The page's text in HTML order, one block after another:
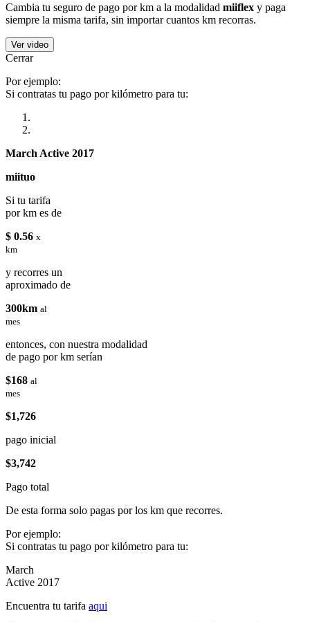
Cambia tu seguro de pago por km a la modalidad miiflex y paga
siempre la misma tarifa, sin importar cuantos km recorras.
Ver video
Cerrar
Por ejemplo:
Si contratas tu pago por kilómetro para tu:
March Active 2017
miituo
Si tu tarifa
por km es de
$ 0.56 x
km
y recorres un
aproximado de
300km al
mes
entonces, con nuestra modalidad
de pago por km serían
$168 al
mes
$1,726
pago inicial
$3,742
Pago total
De esta forma solo pagas por los km que recorres.
Por ejemplo:
Si contratas tu pago por kilómetro para tu:
March
Active 2017
Encuentra tu tarifa aqui